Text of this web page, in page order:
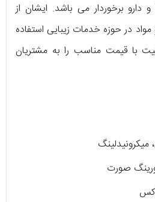
دارو برخوردار می‌ باشد. ایشان از
در حوزه‌ خدمات زیبایی استفاده
با قیمت مناسب را به مشتریان
میکرونیدلینگ
صورت